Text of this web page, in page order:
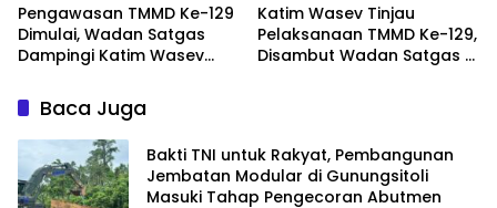
Pengawasan TMMD Ke-129
Dimulai, Wadan Satgas
Dampingi Katim Wasev
Katim Wasev Tinjau
Pelaksanaan TMMD Ke-129,
Disambut Wadan Satgas di
Baca Juga
Bakti TNI untuk Rakyat, Pembangunan
Jembatan Modular di Gunungsitoli
Masuki Tahap Pengecoran Abutmen